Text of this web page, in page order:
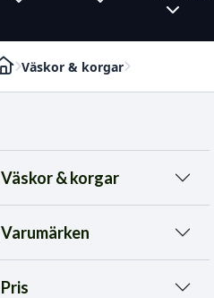
Väskor & korgar
Väskor & korgar
Varumärken
Pris